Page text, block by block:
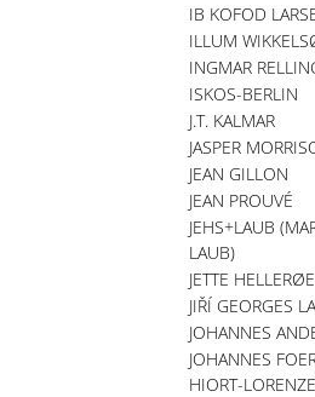
IB KOFOD
ILLUM
INGMAR
ISKOS-BERLIN
J.T. KALMAR
JASPER
JEAN GILLON
JEAN PROUVÉ
JEHS+LAUB
LAUB)
JETTE HELLERØE
JIŘÍ GEORGES
JOHANNES
JOHANNES
HIORT-